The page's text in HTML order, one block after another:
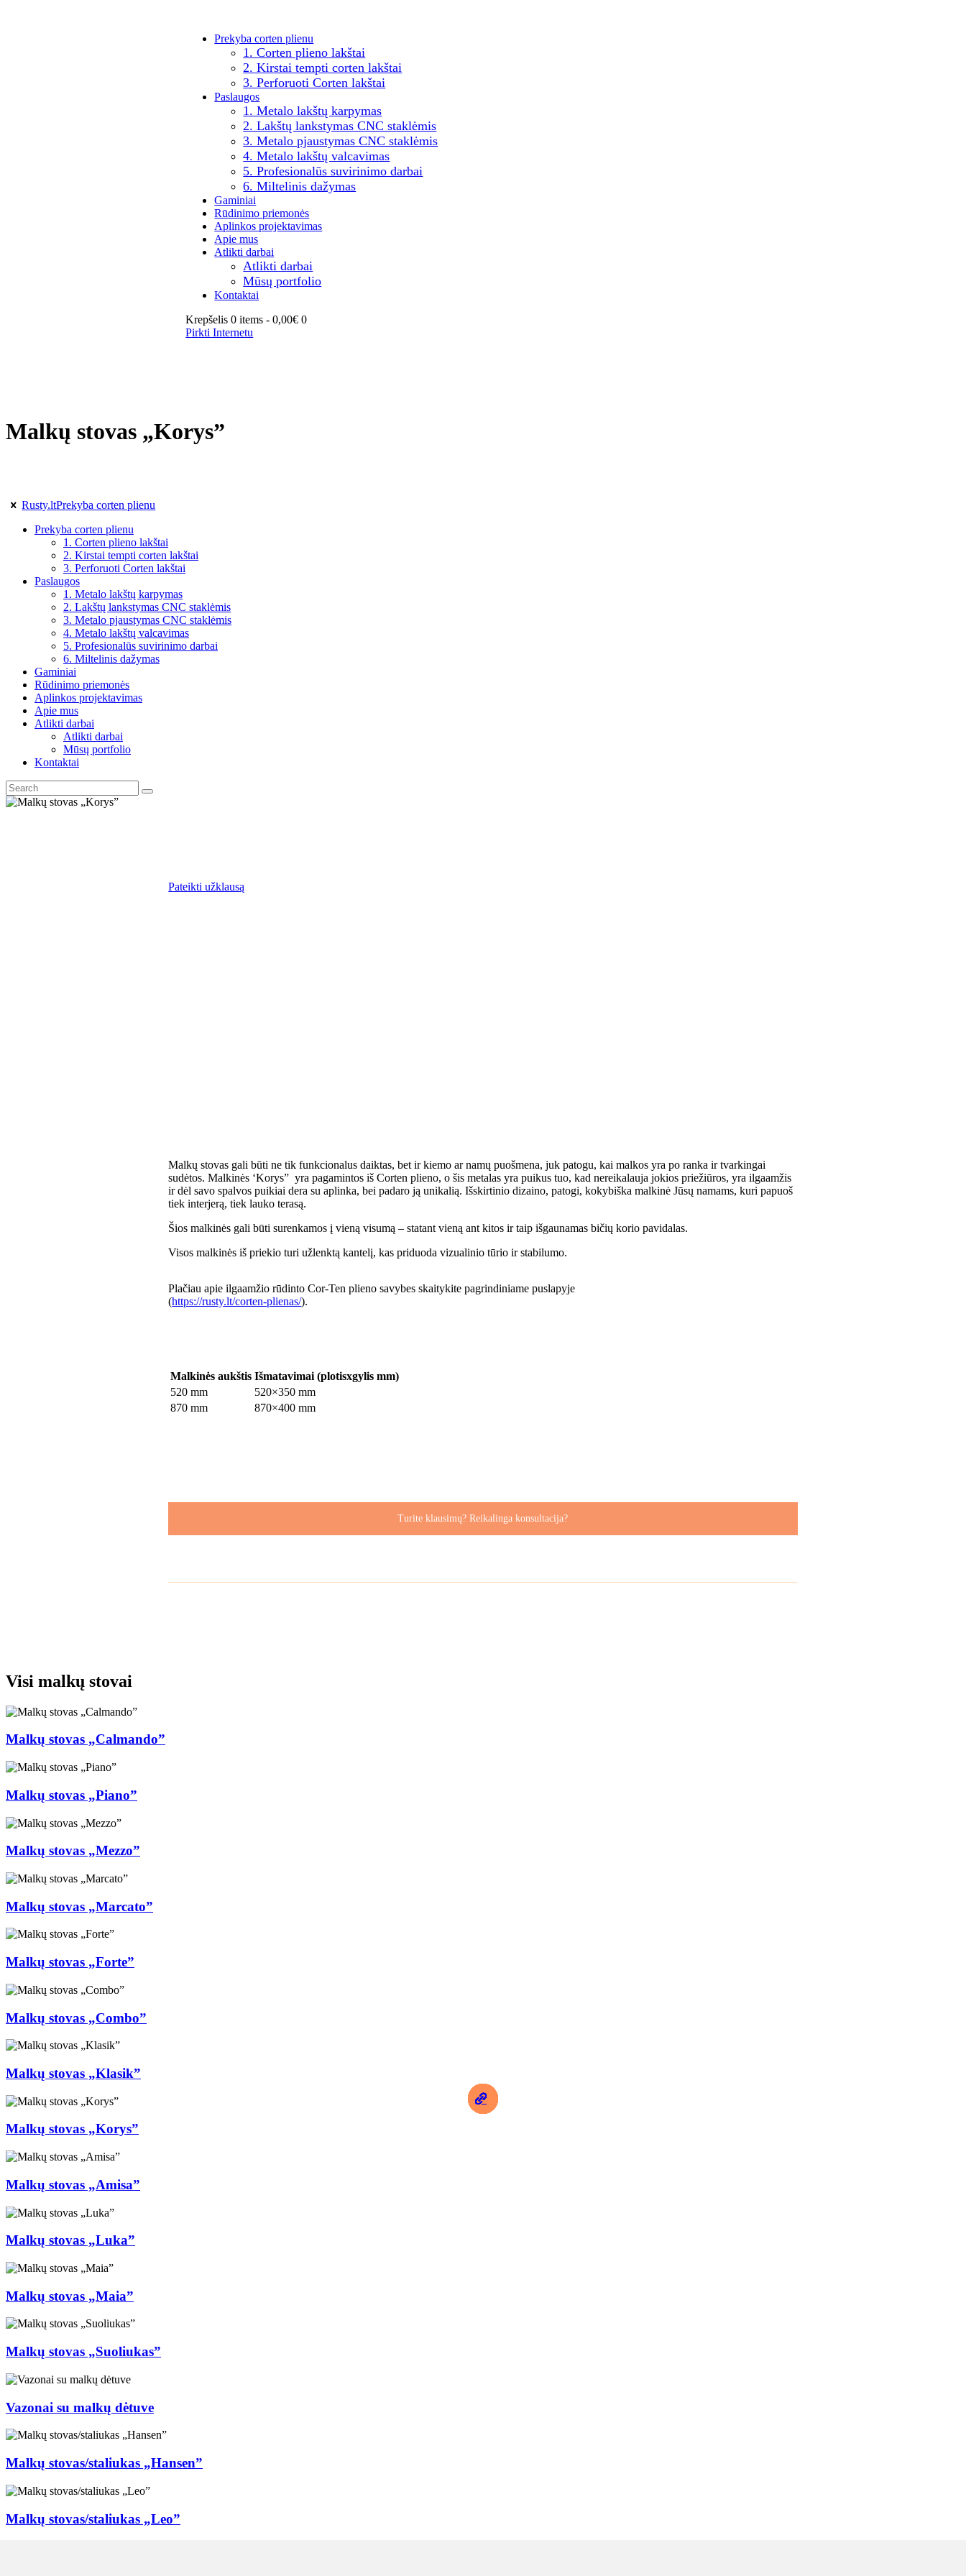
Prekyba corten plienu
1. Corten plieno lakštai
2. Kirstai tempti corten lakštai
3. Perforuoti Corten lakštai
Paslaugos
1. Metalo lakštų karpymas
2. Lakštų lankstymas CNC staklėmis
3. Metalo pjaustymas CNC staklėmis
4. Metalo lakštų valcavimas
5. Profesionalūs suvirinimo darbai
6. Miltelinis dažymas
Gaminiai
Rūdinimo priemonės
Aplinkos projektavimas
Apie mus
Atlikti darbai
Atlikti darbai
Mūsų portfolio
Kontaktai
Krepšelis 0 items -0,00€ 0
Pirkti Internetu
Malkų stovas „Korys”
Rusty.ltPrekyba corten plienu
Prekyba corten plienu
1. Corten plieno lakštai
2. Kirstai tempti corten lakštai
3. Perforuoti Corten lakštai
Paslaugos
1. Metalo lakštų karpymas
2. Lakštų lankstymas CNC staklėmis
3. Metalo pjaustymas CNC staklėmis
4. Metalo lakštų valcavimas
5. Profesionalūs suvirinimo darbai
6. Miltelinis dažymas
Gaminiai
Rūdinimo priemonės
Aplinkos projektavimas
Apie mus
Atlikti darbai
Atlikti darbai
Mūsų portfolio
Kontaktai
Pateikti užklausą
Malkų stovas gali būti ne tik funkcionalus daiktas, bet ir kiemo ar namų puošmena, juk patogu, kai malkos yra po ranka ir tvarkingai
sudėtos. Malkinės ‘Korys” yra pagamintos iš Corten plieno, o šis metalas yra puikus tuo, kad nereikalauja jokios priežiūros, yra ilgaamžis
ir dėl savo spalvos puikiai dera su aplinka, bei padaro ją unikalią. Išskirtinio dizaino, patogi, kokybiška malkinė Jūsų namams, kuri papuoš
tiek interjerą, tiek lauko terasą.
Šios malkinės gali būti surenkamos į vieną visumą – statant vieną ant kitos ir taip išgaunamas bičių korio pavidalas.
Visos malkinės iš priekio turi užlenktą kantelį, kas priduoda vizualinio tūrio ir stabilumo.
Plačiau apie ilgaamžio rūdinto Cor-Ten plieno savybes skaitykite pagrindiniame puslapyje
(https://rusty.lt/corten-plienas/).
Malkinės aukštis Išmatavimai (plotisxgylis mm)
520 mm
520×350 mm
870 mm
870×400 mm
Turite klausimų? Reikalinga konsultacija?
Visi malkų stovai
Malkų stovas „Calmando”
Malkų stovas „Piano”
Malkų stovas „Mezzo”
Malkų stovas „Marcato”
Malkų stovas „Forte”
Malkų stovas „Combo”
Malkų stovas „Klasik”
Malkų stovas „Korys”
Malkų stovas „Amisa”
Malkų stovas „Luka”
Malkų stovas „Maia”
Malkų stovas „Suoliukas”
Vazonai su malkų dėtuve
Malkų stovas/staliukas „Hansen”
Malkų stovas/staliukas „Leo”